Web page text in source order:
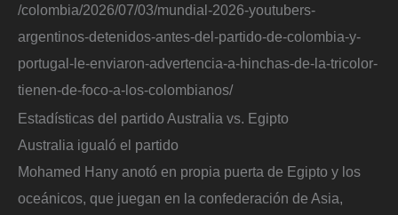
/colombia/2026/07/03/mundial-2026-youtubers-
argentinos-detenidos-antes-del-partido-de-colombia-y-
portugal-le-enviaron-advertencia-a-hinchas-de-la-tricolor-
tienen-de-foco-a-los-colombianos/
Estadísticas del partido Australia vs. Egipto
Australia igualó el partido
Mohamed Hany anotó en propia puerta de Egipto y los
oceánicos, que juegan en la confederación de Asia,